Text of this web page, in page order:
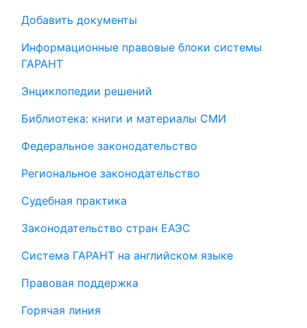
Добавить документы
Информационные правовые блоки системы
ГАРАНТ
Энциклопедии решений
Библиотека: книги и материалы СМИ
Федеральное законодательство
Региональное законодательство
Судебная практика
Законодательство стран ЕАЭС
Система ГАРАНТ на английском языке
Правовая поддержка
Горячая линия